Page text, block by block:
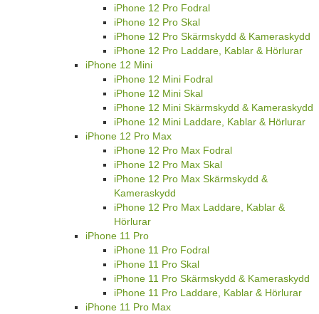
iPhone 12 Pro Fodral
iPhone 12 Pro Skal
iPhone 12 Pro Skärmskydd & Kameraskydd
iPhone 12 Pro Laddare, Kablar & Hörlurar
iPhone 12 Mini
iPhone 12 Mini Fodral
iPhone 12 Mini Skal
iPhone 12 Mini Skärmskydd & Kameraskydd
iPhone 12 Mini Laddare, Kablar & Hörlurar
iPhone 12 Pro Max
iPhone 12 Pro Max Fodral
iPhone 12 Pro Max Skal
iPhone 12 Pro Max Skärmskydd &
Kameraskydd
iPhone 12 Pro Max Laddare, Kablar &
Hörlurar
iPhone 11 Pro
iPhone 11 Pro Fodral
iPhone 11 Pro Skal
iPhone 11 Pro Skärmskydd & Kameraskydd
iPhone 11 Pro Laddare, Kablar & Hörlurar
iPhone 11 Pro Max